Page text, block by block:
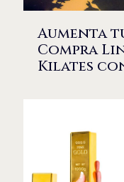
Aumenta
Compra
Kilates